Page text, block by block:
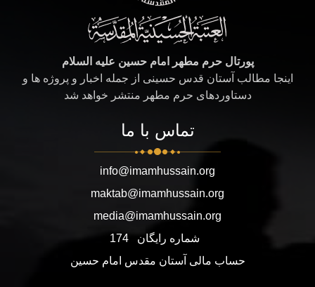
پورتال حرم مطهر امام حسین علیه السلام
اینجا مطالب آستان قدس حسینی از جمله اخبار و پروژه ها و
دستاوردهای حرم مطهر منتشر خواهد شد
تماس با ما
info@imamhussain.org
maktab@imamhussain.org
media@imamhussain.org
شماره رایگان
174
حساب مالی آستان مقدس امام حسین